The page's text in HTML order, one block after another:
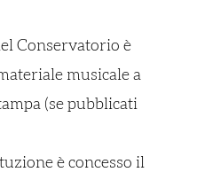
Conservatorio è
musicale a
(se pubblicati
è concesso il